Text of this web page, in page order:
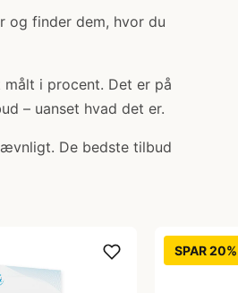
og finder dem, hvor du
i procent. Det er på
– uanset hvad det er.
De bedste tilbud
SPAR 20%